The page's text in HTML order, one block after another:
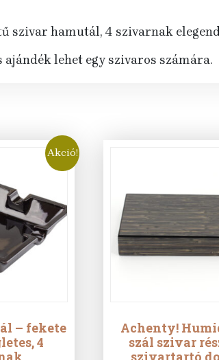
szivar hamutál, 4 szivarnak
lehet egy szivaros számára.
Akció!
– fekete
4
Achenty!
szál szivar